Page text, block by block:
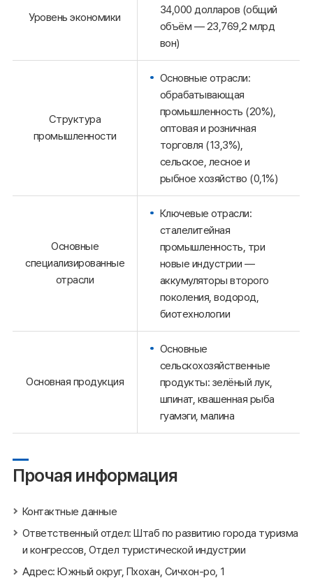
Уровень экономики
34,000 долларов (общий
объём — 23,769,2 млрд
вон)
Структура
промышленности
Основные отрасли:
обрабатывающая
промышленность (20%),
оптовая и розничная
торговля (13,3%),
сельское, лесное и
рыбное хозяйство (0,1%)
Основные
специализированные
отрасли
Ключевые отрасли:
сталелитейная
промышленность, три
новые индустрии —
аккумуляторы второго
поколения, водород,
биотехнологии
Основная продукция
Основные
сельскохозяйственные
продукты: зелёный лук,
шпинат, квашенная рыба
гуамэги, малина
Прочая информация
Контактные данные
Ответственный отдел: Штаб по развитию города туризма
и конгрессов, Отдел туристической индустрии
Адрес: Южный округ, Пхохан, Сичхон-ро, 1